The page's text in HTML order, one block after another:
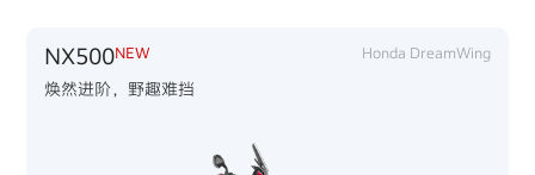
NX500NEW Honda DreamWing
焕然进阶，野趣难挡